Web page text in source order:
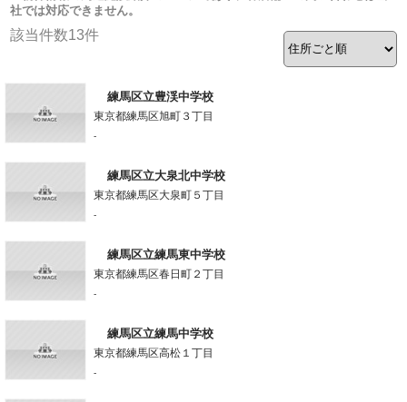
社では対応できません。
該当件数13件
練馬区立豊渓中学校
東京都練馬区旭町３丁目
-
練馬区立大泉北中学校
東京都練馬区大泉町５丁目
-
練馬区立練馬東中学校
東京都練馬区春日町２丁目
-
練馬区立練馬中学校
東京都練馬区高松１丁目
-